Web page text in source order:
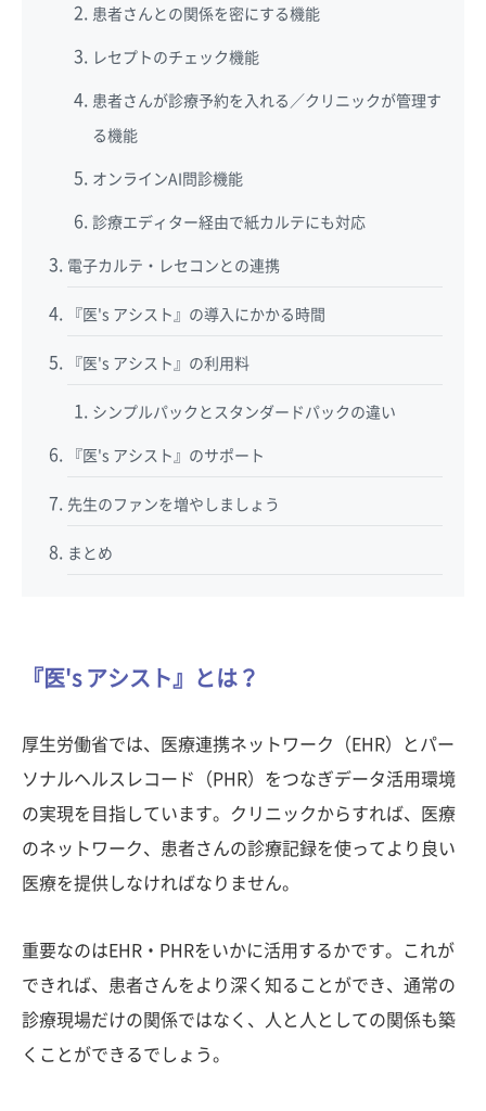
患者さんとの関係を密にする機能
レセプトのチェック機能
患者さんが診療予約を入れる／クリニックが管理す
る機能
オンラインAI問診機能
診療エディター経由で紙カルテにも対応
電子カルテ・レセコンとの連携
『医's アシスト』の導入にかかる時間
『医's アシスト』の利用料
シンプルパックとスタンダードパックの違い
『医's アシスト』のサポート
先生のファンを増やしましょう
まとめ
『医's アシスト』とは？
厚生労働省では、医療連携ネットワーク（EHR）とパー
ソナルヘルスレコード（PHR）をつなぎデータ活用環境
の実現を目指しています。クリニックからすれば、医療
のネットワーク、患者さんの診療記録を使ってより良い
医療を提供しなければなりません。
重要なのはEHR・PHRをいかに活用するかです。これが
できれば、患者さんをより深く知ることができ、通常の
診療現場だけの関係ではなく、人と人としての関係も築
くことができるでしょう。